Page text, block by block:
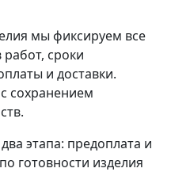
мы фиксируем все
сроки
и доставки.
сохранением
этапа: предоплата и
готовности изделия